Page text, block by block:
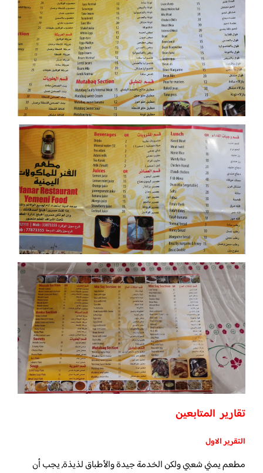
تقارير المتابعين
التقرير الاول
مطعم يمني شعبي ولكن الخدمة جيدة والأطباق لذيذة, يجب أن